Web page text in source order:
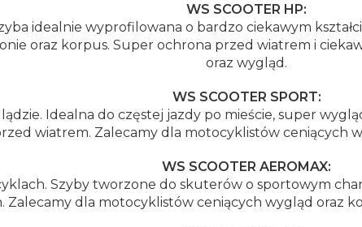
WS SCOOTER HP:
idealnie wyprofilowana o bardzo ciekawym
oraz korpus. Super ochrona przed wiatrem i
oraz wygląd.
WS SCOOTER SPORT:
Idealna do częstej jazdy po mieście, super
wiatrem. Zalecamy dla motocyklistów ceniących
WS SCOOTER AEROMAX:
Szyby tworzone do skuterów o sportowym
dla motocyklistów ceniących wygląd oraz